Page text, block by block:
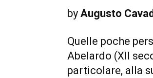
by Augusto
Quelle poche
Abelardo (XII
particolare, alla